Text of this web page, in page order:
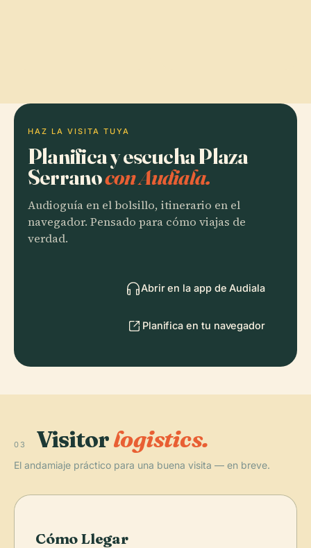
HAZ LA VISITA TUYA
Planifica y escucha Plaza
Serranocon Audiala.
Audioguía en el bolsillo, itinerario en el
navegador. Pensado para cómo viajas de
verdad.
Abrir en la app de Audiala
Planifica en tu navegador
03 Visitorlogistics.
El andamiaje práctico para una buena visita — en breve.
Cómo Llegar